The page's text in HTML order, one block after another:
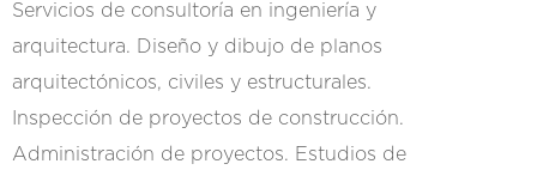
Servicios de consultoría en ingeniería y
arquitectura. Diseño y dibujo de planos
arquitectónicos, civiles y estructurales.
Inspección de proyectos de construcción.
Administración de proyectos. Estudios de